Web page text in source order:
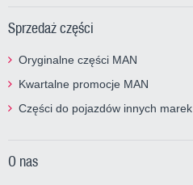
Sprzedaż części
Oryginalne części MAN
Kwartalne promocje MAN
Części do pojazdów innych marek
O nas